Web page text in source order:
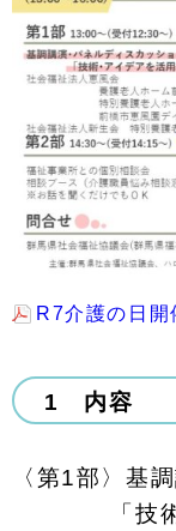
R7介護の日開
1 内容
〈第1部〉基
「技術・